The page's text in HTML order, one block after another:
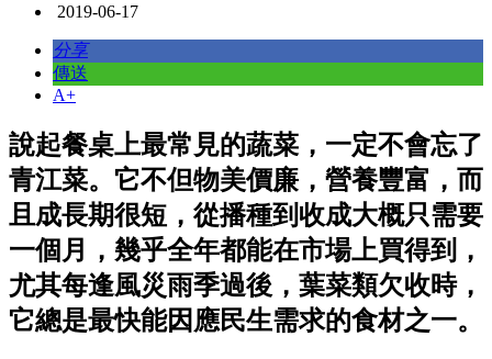
2019-06-17
分享
傳送
A+
說起餐桌上最常見的蔬菜，一定不會忘了
青江菜。它不但物美價廉，營養豐富，而
且成長期很短，從播種到收成大概只需要
一個月，幾乎全年都能在市場上買得到，
尤其每逢風災雨季過後，葉菜類欠收時，
它總是最快能因應民生需求的食材之一。